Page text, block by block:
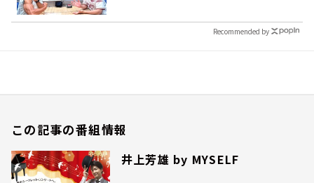
Recommended by
この記事の番組情報
井上芳雄 by MYSELF